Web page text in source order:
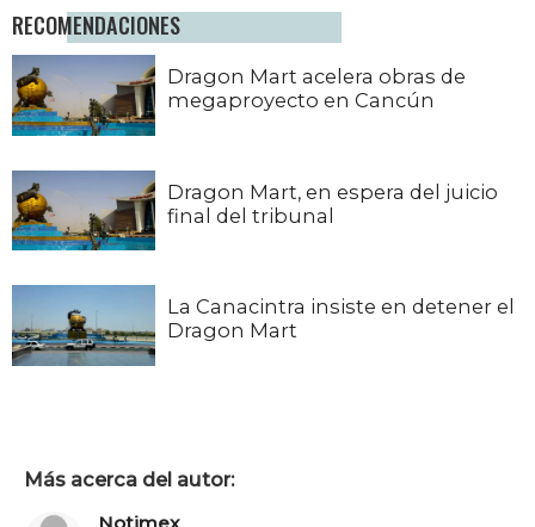
RECOMENDACIONES
Dragon Mart acelera obras de
megaproyecto en Cancún
Dragon Mart, en espera del juicio
final del tribunal
La Canacintra insiste en detener el
Dragon Mart
Más acerca del autor:
Notimex